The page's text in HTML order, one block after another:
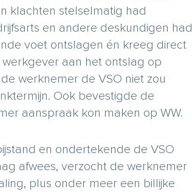
klachten stelselmatig had
en andere deskundigen had
voet ontslagen én kreeg direct
aan het ontslag op
werknemer de VSO niet zou
Ook bevestigde de
aanspraak kon maken op WW.
en ondertekende de VSO
afwees, verzocht de werknemer
plus onder meer een billijke